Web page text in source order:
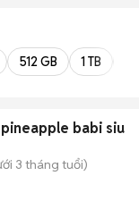
512 GB 1 TB
babi siu
3 tháng tuổi)